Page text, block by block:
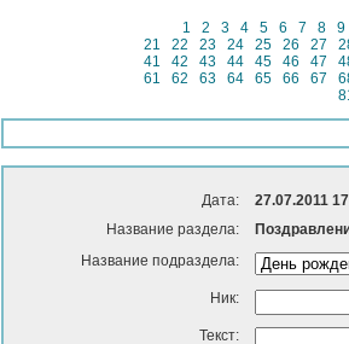
1 2 3 4 5 6 7 8 9
21
22 23 24 25 26 27
41
42 43 44 45 46 47
61
62 63 64 65 66 67
Дата:
27.07.2011
Название раздела:
Название подраздела:
Ник:
Текст: